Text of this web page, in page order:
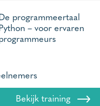
programmeertaal
– voor ervaren
Bekijk training